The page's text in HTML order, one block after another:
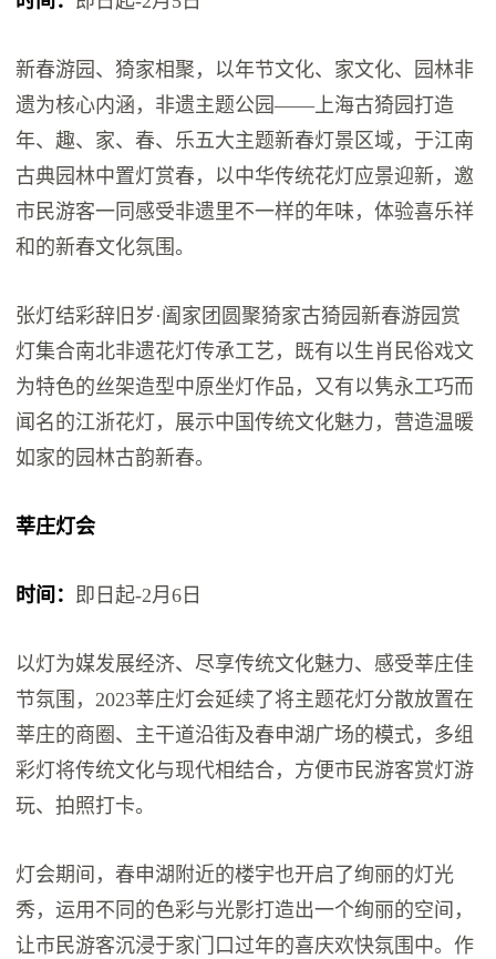
新春游园、猗家相聚，以年节文化、家文化、园林非
遗为核心内涵，非遗主题公园——上海古猗园打造
年、趣、家、春、乐五大主题新春灯景区域，于江南
古典园林中置灯赏春，以中华传统花灯应景迎新，邀
市民游客一同感受非遗里不一样的年味，体验喜乐祥
和的新春文化氛围。
张灯结彩辞旧岁·阖家团圆聚猗家古猗园新春游园赏
灯集合南北非遗花灯传承工艺，既有以生肖民俗戏文
为特色的丝架造型中原坐灯作品，又有以隽永工巧而
闻名的江浙花灯，展示中国传统文化魅力，营造温暖
如家的园林古韵新春。
莘庄灯会
时间： 即日起-2月6日
以灯为媒发展经济、尽享传统文化魅力、感受莘庄佳
节氛围，2023莘庄灯会延续了将主题花灯分散放置在
莘庄的商圈、主干道沿街及春申湖广场的模式，多组
彩灯将传统文化与现代相结合，方便市民游客赏灯游
玩、拍照打卡。
灯会期间，春申湖附近的楼宇也开启了绚丽的灯光
秀，运用不同的色彩与光影打造出一个绚丽的空间，
让市民游客沉浸于家门口过年的喜庆欢快氛围中。作